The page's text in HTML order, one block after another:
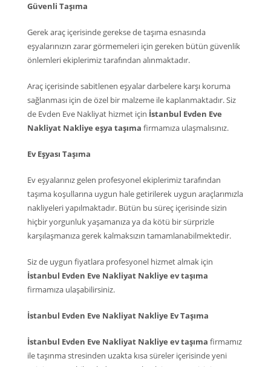
Güvenli Taşıma
Gerek araç içerisinde gerekse de taşıma esnasında
eşyalarınızın zarar görmemeleri için gereken bütün güvenlik
önlemleri ekiplerimiz tarafından alınmaktadır.
Araç içerisinde sabitlenen eşyalar darbelere karşı koruma
sağlanması için de özel bir malzeme ile kaplanmaktadır. Siz
de Evden Eve Nakliyat hizmet için İstanbul Evden Eve
Nakliyat Nakliye eşya taşıma firmamıza ulaşmalısınız.
Ev Eşyası Taşıma
Ev eşyalarınız gelen profesyonel ekiplerimiz tarafından
taşıma koşullarına uygun hale getirilerek uygun araçlarımızla
nakliyeleri yapılmaktadır. Bütün bu süreç içerisinde sizin
hiçbir yorgunluk yaşamanıza ya da kötü bir sürprizle
karşılaşmanıza gerek kalmaksızın tamamlanabilmektedir.
Siz de uygun fiyatlara profesyonel hizmet almak için
İstanbul Evden Eve Nakliyat Nakliye ev taşıma
firmamıza ulaşabilirsiniz.
İstanbul Evden Eve Nakliyat Nakliye Ev Taşıma
İstanbul Evden Eve Nakliyat Nakliye ev taşıma firmamız
ile taşınma stresinden uzakta kısa süreler içerisinde yeni